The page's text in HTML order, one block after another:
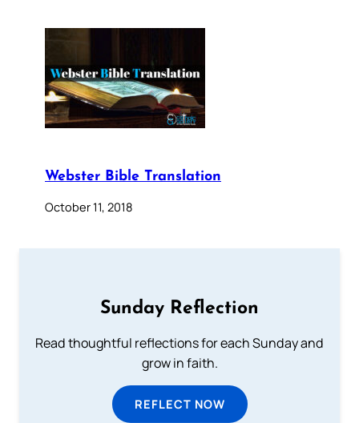
Webster Bible Translation
October 11, 2018
Sunday Reflection
Read thoughtful reflections for each Sunday and
grow in faith.
REFLECT NOW